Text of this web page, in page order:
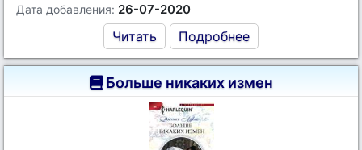
Дата добавления: 26-07-2020
Читать Подробнее
Больше никаких измен